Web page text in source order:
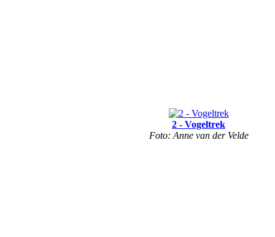
2 - Vogeltrek
Foto: Anne van der Velde